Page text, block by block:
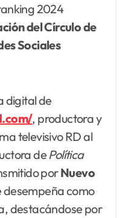
2024
del Círculo de
Sociales
digital de
, productora y
televisivo RD al
de Política
porNuevo
desempeña como
destacándose por